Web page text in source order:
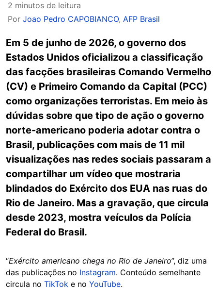
2 minutos de leitura
Por Joao Pedro CAPOBIANCO, AFP Brasil
Em 5 de junho de 2026, o governo dos
Estados Unidos oficializou a classificação
das facções brasileiras Comando Vermelho
(CV) e Primeiro Comando da Capital (PCC)
como organizações terroristas. Em meio às
dúvidas sobre que tipo de ação o governo
norte-americano poderia adotar contra o
Brasil, publicações com mais de 11 mil
visualizações nas redes sociais passaram a
compartilhar um vídeo que mostraria
blindados do Exército dos EUA nas ruas do
Rio de Janeiro. Mas a gravação, que circula
desde 2023, mostra veículos da Polícia
Federal do Brasil.
“Exército americano chega no Rio de Janeiro”, diz uma
das publicações no Instagram. Conteúdo semelhante
circula no TikTok e no YouTube.